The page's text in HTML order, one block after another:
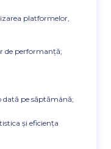
platformelor,
de performanță;
pe săptămână;
și eficiența